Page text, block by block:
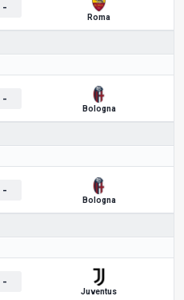
-
Roma
-
Bologna
-
Bologna
-
Juventus